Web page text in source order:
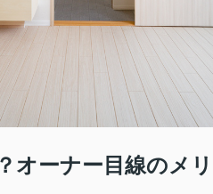
オーナー目線のメ